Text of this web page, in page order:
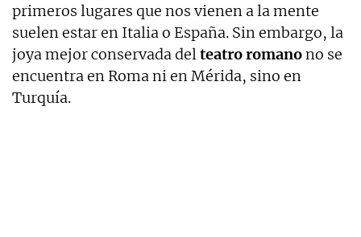
primeros lugares que nos vienen a la mente
suelen estar en Italia o España. Sin embargo, la
joya mejor conservada delteatro romanono se
encuentra en Roma ni en Mérida, sino en
Turquía.